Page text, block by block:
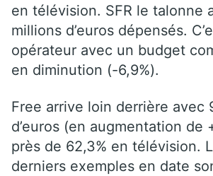
en télévision. SFR le talonne
millions d’euros dépensés.
opérateur avec un budget
en diminution (-6,9%).
Free arrive loin derrière avec
d’euros (en augmentation de
près de 62,3% en télévision.
derniers exemples en date